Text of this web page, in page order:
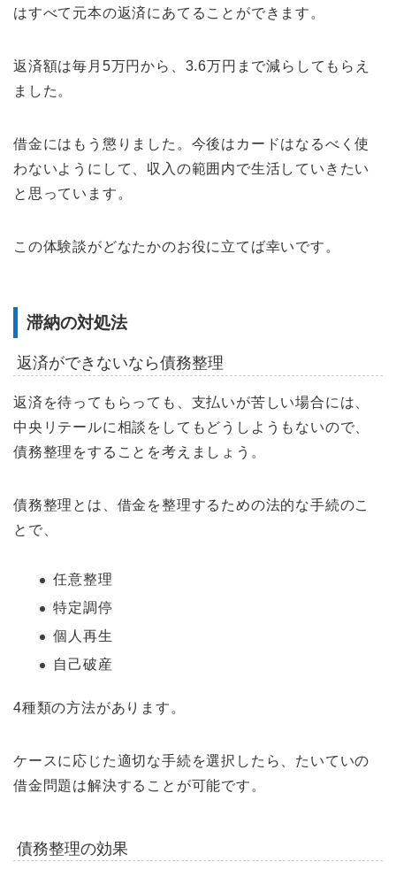
はすべて元本の返済にあてることができます。
返済額は毎月5万円から、3.6万円まで減らしてもらえ
ました。
借金にはもう懲りました。今後はカードはなるべく使
わないようにして、収入の範囲内で生活していきたい
と思っています。
この体験談がどなたかのお役に立てば幸いです。
滞納の対処法
返済ができないなら債務整理
返済を待ってもらっても、支払いが苦しい場合には、
中央リテールに相談をしてもどうしようもないので、
債務整理をすることを考えましょう。
債務整理とは、借金を整理するための法的な手続のこ
とで、
任意整理
特定調停
個人再生
自己破産
4種類の方法があります。
ケースに応じた適切な手続を選択したら、たいていの
借金問題は解決することが可能です。
債務整理の効果